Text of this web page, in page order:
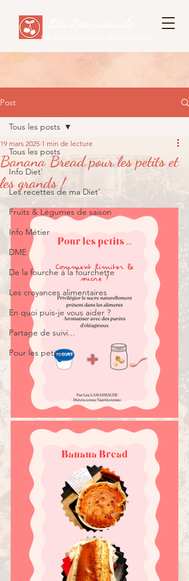
La diététicienne des familles
Post
Tous les posts
Info Diet'
Les recettes de ma Diet'
Fruits & Légumes de saison
Info Métier
DME
De la fourche à la fourchette
Les croyances alimentaires
En quoi puis-je vous aider ?
Partage de suivi...
Pour les petits...
Tous les posts
Banana Bread pour les petits et
les grands !
19 mars 2025 1 min de lecture